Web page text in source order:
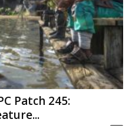
Patch 245: